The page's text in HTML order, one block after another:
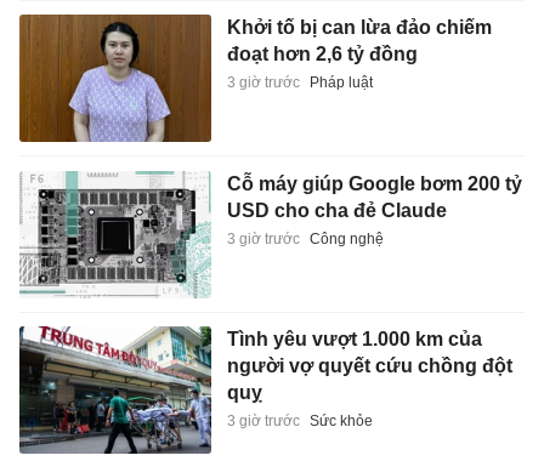
Khởi tố bị can lừa đảo chiếm
đoạt hơn 2,6 tỷ đồng
3 giờ trước Pháp luật
Cỗ máy giúp Google bơm 200 tỷ
USD cho cha đẻ Claude
3 giờ trước Công nghệ
Tình yêu vượt 1.000 km của
người vợ quyết cứu chồng đột
quỵ
3 giờ trước Sức khỏe